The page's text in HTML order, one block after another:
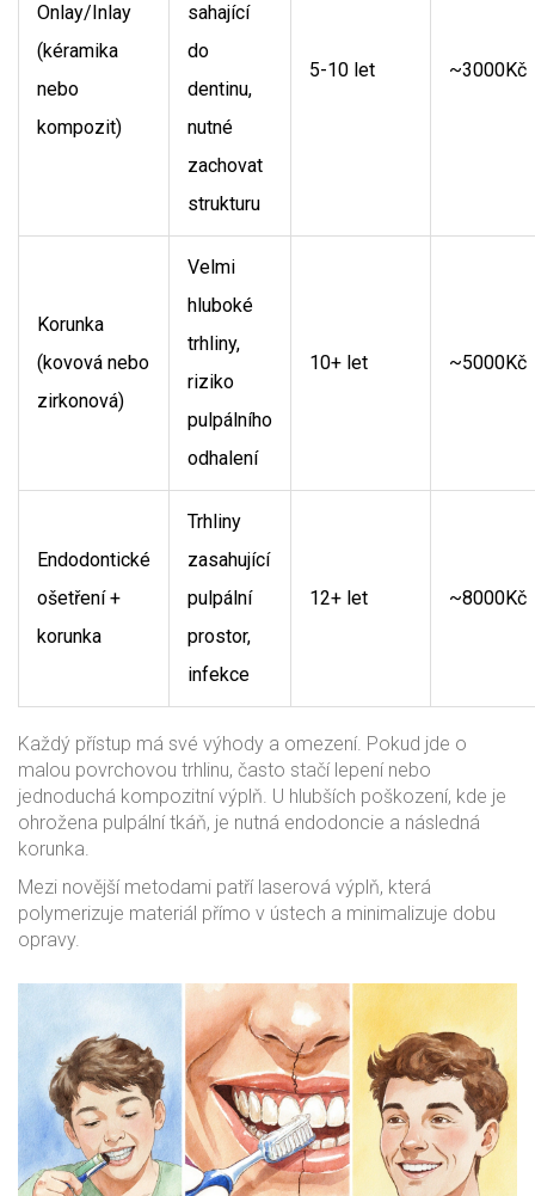
Onlay/Inlay
(kéramika
nebo
kompozit)
sahající
do
dentinu,
nutné
zachovat
strukturu
5-10 let ~3000Kč
Korunka
(kovová nebo
zirkonová)
Velmi
hluboké
trhliny,
riziko
pulpálního
odhalení
10+ let ~5000Kč
Endodontické
ošetření +
korunka
Trhliny
zasahující
pulpální
prostor,
infekce
12+ let ~8000Kč
Každý přístup má své výhody a omezení. Pokud jde o
malou povrchovou trhlinu, často stačí lepení nebo
jednoduchá kompozitní výplň. U hlubších poškození, kde je
ohrožena pulpální tkáň, je nutná endodoncie a následná
korunka.
Mezi novější metodami patří laserová výplň, která
polymerizuje materiál přímo v ústech a minimalizuje dobu
opravy.